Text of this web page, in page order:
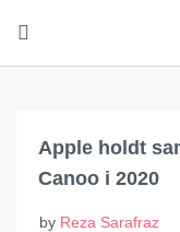
Apple holdt
Canoo i 2020
by Reza Sarafraz